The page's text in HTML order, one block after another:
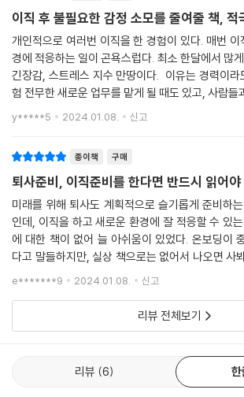
불그레에서는 설렘과 긴장으로 가득 찬 첫 출근 준
불안: 입사 초기 불안한 감정을 해결하는 방법, Part
들과 어색하고 불편한 상황을 극복하는 방법, Part
럽지 않은 상황을 해결하는 방법, Part 5. 불평: 달라
방법 그리고 Part 6. 불가능: 개인이 해결하는 범위
출구전략을 알려준다. 각 파트 마지막에는 이직을
성장한 프로이직러들의 성공 킥을 살펴볼 수 있다.
보딩 핵심 노하우는 막힌 속을 뻥 뚫어주는 시원한
이직 후 불필요한 감정 소모를 줄여줄 책, 적
개인적으로 여러번 이직을 한 경험이 있다. 매번
경에 적응하는 일이 곤욕스럽다. 최소 한달에서 많
긴장감, 스트레스 지수 만땅이다. 이유는 경력이라
험 전무한 새로운 업무를 맡게 될 때도 있고, 사람들
적응하는 것 자체가 에너지 소모가 꽤 많기 때문이
운
y*****5 2024.01.08. 신고
종이책 구매
퇴사준비, 이직준비를 한다면 반드시 읽어야
미래를 위해 퇴사도 계획적으로 슬기롭게 준비하
인데, 이직을 하고 새로운 환경에 잘 적응할 수 있
에 대한 책이 없어 늘 아쉬움이 있었다. 온보딩이
다고 말들하지만, 실상 책으로는 없어서 나오면 사
생각하고 있었는데, 이렇게 뙇~~ 출판이 되다니
가가 현장에서 깨지고 부딪히며 쌓은 노하우를
e*******9 2024.01.08. 신고
리뷰 전체보기
리뷰 6 한